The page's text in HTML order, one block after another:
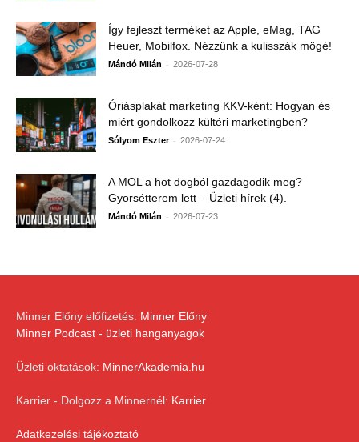
Így fejleszt terméket az Apple, eMag, TAG
Heuer, Mobilfox. Nézzünk a kulisszák mögé!
Mándó Milán - 2026-07-28
Óriásplakát marketing KKV-ként: Hogyan és
miért gondolkozz kültéri marketingben?
Sólyom Eszter - 2026-07-24
A MOL a hot dogból gazdagodik meg?
Gyorsétterem lett – Üzleti hírek (4).
Mándó Milán - 2026-07-23
Minner Előny előfizetés: Minner Előny
Minner Podcast - üzleti hanganyagok
Üzleti oktatások: MinnerAkademia.hu
Karrier - Dolgozz a Minnernél: Karrier
Adatkezelési tájékoztató